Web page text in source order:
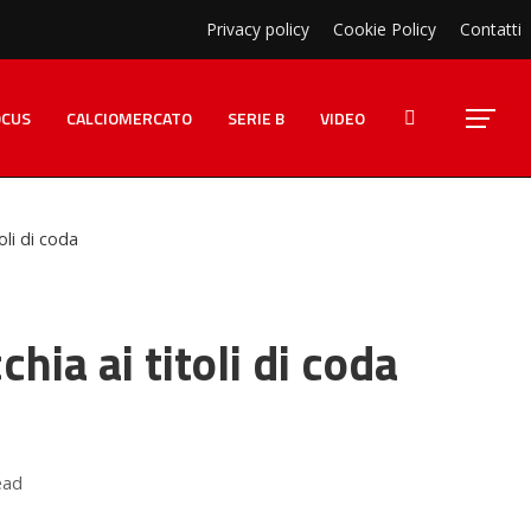
Privacy policy Cookie Policy Contatti
CALCIOMERCATO SERIE B VIDEO
di coda
ai titoli di coda